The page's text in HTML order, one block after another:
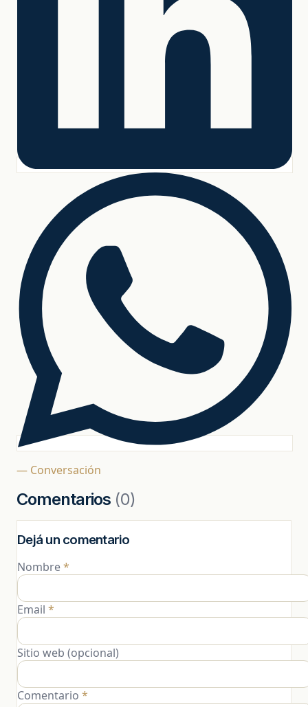
— Conversación
Comentarios (0)
Dejá un comentario
Nombre*
Email *
Sitio web (opcional)
Comentario *